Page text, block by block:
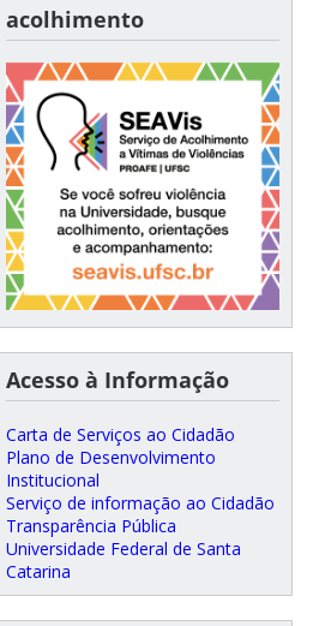
acolhimento
Acesso à Informação
Carta de Serviços ao Cidadão
Plano de Desenvolvimento
Institucional
Serviço de informação ao Cidadão
Transparência Pública
Universidade Federal de Santa
Catarina